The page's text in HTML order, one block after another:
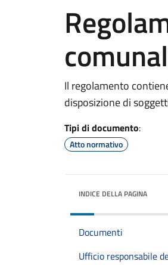
Il regolamento
disposizione di
Tipi di documento:
Atto normativo
INDICE DELLA PAGINA
Documenti
Ufficio responsabile